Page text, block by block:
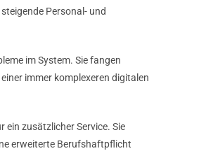
Personal- und
im System. Sie fangen
immer komplexeren digitalen
ein zusätzlicher Service. Sie
erweiterte Berufshaftpflicht